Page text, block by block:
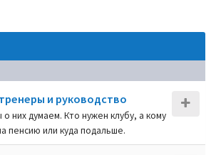
и руководство
них думаем. Кто нужен клубу, а кому
пенсию или куда подальше.